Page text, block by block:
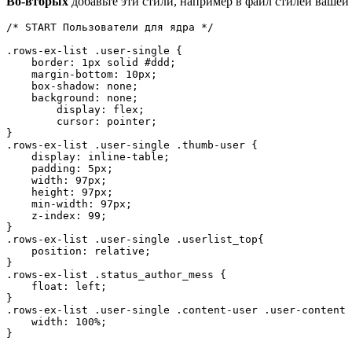
/* START Пользователи для ядра */
.rows-ex-list .user-single {
    border: 1px solid #ddd;
    margin-bottom: 10px;
    box-shadow: none;
    background: none;
}
.rows-ex-list .user-single .thumb-user {
    display: inline-table;
    padding: 5px;
    width: 97px;
    height: 97px;
    min-width: 97px;
    z-index: 99;
}
.rows-ex-list .user-single .userlist_top{
    position: relative;
}
.rows-ex-list .status_author_mess {
    float: left;
}
.rows-ex-list .user-single .content-user .user-content
    width: 100%;
}